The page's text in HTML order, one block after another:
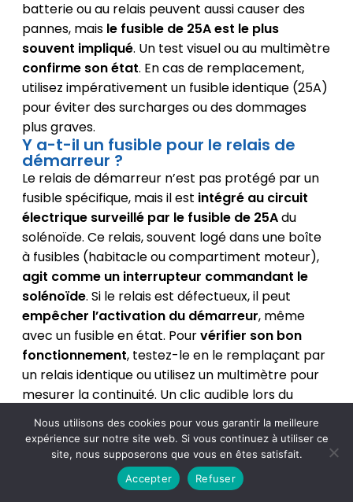
batterie ou au relais peuvent aussi causer des
pannes, mais le fusible de 25A est le plus
souvent impliqué. Un test visuel ou au multimètre
confirme son état. En cas de remplacement,
utilisez impérativement un fusible identique (25A)
pour éviter des surcharges ou des dommages
plus graves.
Y a-t-il un fusible pour le relais de
démarreur ?
Le relais de démarreur n’est pas protégé par un
fusible spécifique, mais il est intégré au circuit
électrique surveillé par le fusible de 25Adu
solénoïde. Ce relais, souvent logé dans une boîte
à fusibles (habitacle ou compartiment moteur),
agit comme un interrupteur commandant le
solénoïde. Si le relais est défectueux, il peut
empêcher l’activation du démarreur, même
avec un fusible en état. Pourvérifier son bon
fonctionnement, testez-le en le remplaçant par
un relais identique ou utilisez un multimètre pour
mesurer la continuité. Un clic audible lors du
démarrage indique généralement un relais actif.
Comment faire repartir un démarreur
temporairement ?
En cas de panne urgente,
un démarreur peut
en reliant les cosses de la
Nous utilisons des cookies pour vous garantir la meilleure
expérience sur notre site web. Si vous continuez à utiliser ce
site, nous supposerons que vous en êtes satisfait.
Accepter
Refuser